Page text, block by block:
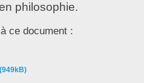
philosophie.
ce document :